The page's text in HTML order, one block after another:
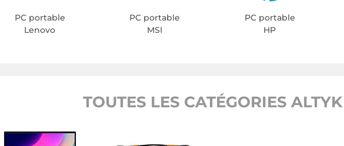
PC portable
Lenovo
PC portable
MSI
PC portable
HP
TOUTES LES CATÉGORIES ALTYK